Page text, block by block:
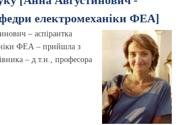
електромеханіки ФЕА]
– аспірантка
ФЕА – прийшла з
– д.т.н., професора